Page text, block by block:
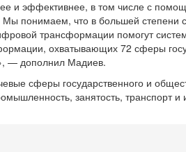
и эффективнее, в том числе с
Мы понимаем, что в большей степени
трансформации помогут
охватывающих 72 сферы
— дополнил Мадиев.
сферы государственного и
занятость, транспорт и